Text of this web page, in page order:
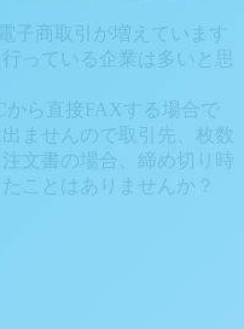
子商取引が増えています
っている企業は多いと思
ら直接FAXする場合で
ませんので取引先、枚数
文書の場合、締め切り時
ことはありませんか？